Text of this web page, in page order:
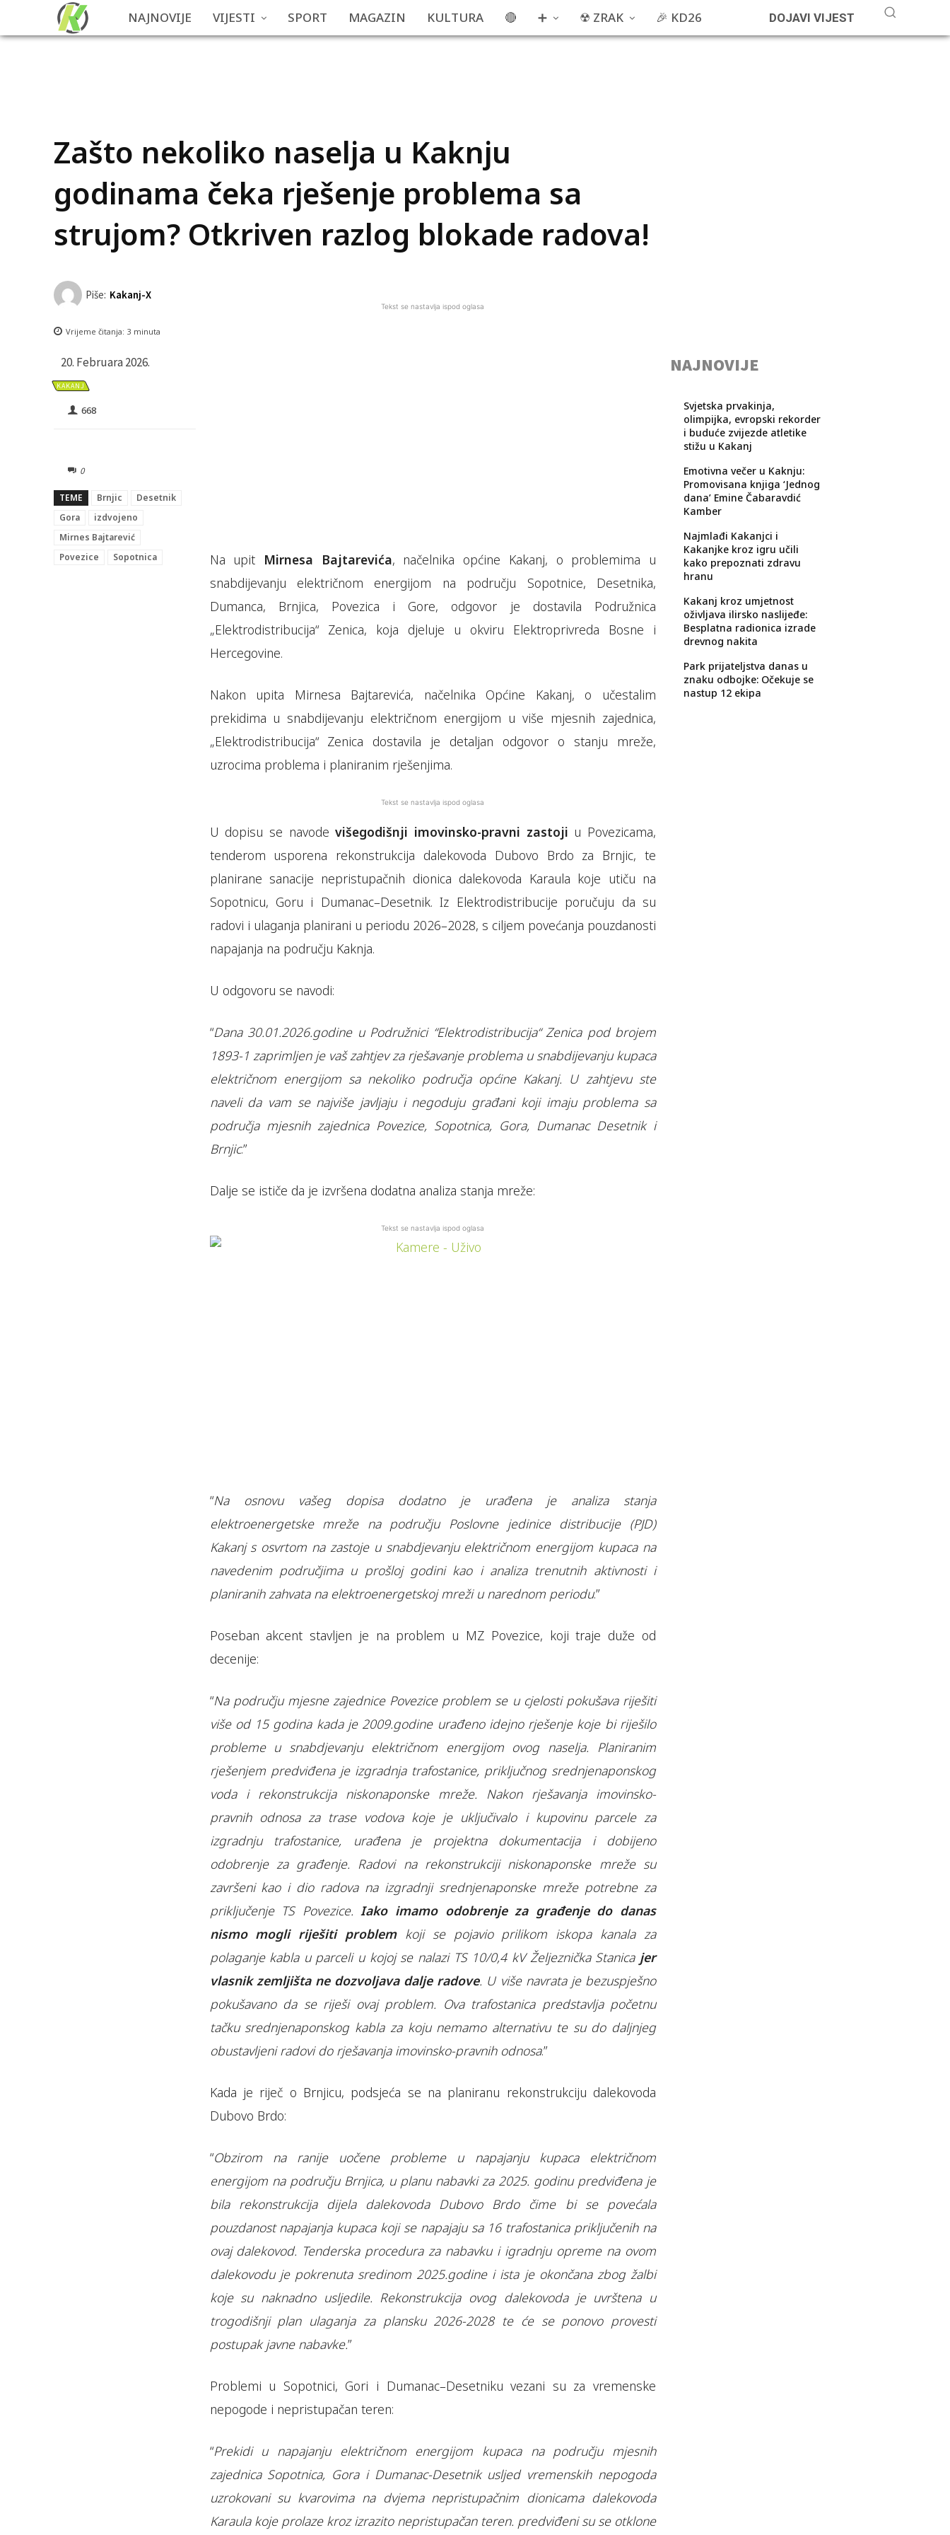
NAJNOVIJE VIJESTI SPORT MAGAZIN KULTURA 🔴 ➕ ☢ ZRAK 🎉 KD26 DOJAVI VIJEST
Zašto nekoliko naselja u Kaknju
godinama čeka rješenje problema sa
strujom? Otkriven razlog blokade radova!
Piše: Kakanj-X
Vrijeme čitanja: 3 minuta
20. Februara 2026.
KAKANJ
668
0
TEME Brnjic
Desetnik
Gora
izdvojeno
Mirnes Bajtarević
Povezice
Sopotnica
Tekst se nastavlja ispod oglasa
Na upit Mirnesa Bajtarevića, načelnika općine Kakanj, o problemima u
snabdijevanju električnom energijom na području Sopotnice, Desetnika,
Dumanca, Brnjica, Povezica i Gore, odgovor je dostavila Podružnica
„Elektrodistribucija“ Zenica, koja djeluje u okviru Elektroprivreda Bosne i
Hercegovine.
Nakon upita Mirnesa Bajtarevića, načelnika Općine Kakanj, o učestalim
prekidima u snabdijevanju električnom energijom u više mjesnih zajednica,
„Elektrodistribucija“ Zenica dostavila je detaljan odgovor o stanju mreže,
uzrocima problema i planiranim rješenjima.
Tekst se nastavlja ispod oglasa
U dopisu se navodevišegodišnji imovinsko-pravni zastoji u Povezicama,
tenderom usporena rekonstrukcija dalekovoda Dubovo Brdo za Brnjic, te
planirane sanacije nepristupačnih dionica dalekovoda Karaula koje utiču na
Sopotnicu, Goru i Dumanac–Desetnik. Iz Elektrodistribucije poručuju da su
radovi i ulaganja planirani u periodu 2026–2028, s ciljem povećanja pouzdanosti
napajanja na području Kaknja.
U odgovoru se navodi:
“Dana 30.01.2026.godine u Podružnici “Elektrodistribucija“ Zenica pod brojem
1893-1 zaprimljen je vaš zahtjev za rješavanje problema u snabdijevanju kupaca
električnom energijom sa nekoliko područja općine Kakanj. U zahtjevu ste
naveli da vam se najviše javljaju i negoduju građani koji imaju problema sa
područja mjesnih zajednica Povezice, Sopotnica, Gora, Dumanac Desetnik i
Brnjic.”
Dalje se ističe da je izvršena dodatna analiza stanja mreže:
Tekst se nastavlja ispod oglasa
“Na osnovu vašeg dopisa dodatno je urađena je analiza stanja
elektroenergetske mreže na području Poslovne jedinice distribucije (PJD)
Kakanj s osvrtom na zastoje u snabdjevanju električnom energijom kupaca na
navedenim područjima u prošloj godini kao i analiza trenutnih aktivnosti i
planiranih zahvata na elektroenergetskoj mreži u narednom periodu.”
Poseban akcent stavljen je na problem u MZ Povezice, koji traje duže od
decenije:
“Na području mjesne zajednice Povezice problem se u cjelosti pokušava riješiti
više od 15 godina kada je 2009.godine urađeno idejno rješenje koje bi riješilo
probleme u snabdjevanju električnom energijom ovog naselja. Planiranim
rješenjem predviđena je izgradnja trafostanice, priključnog srednjenaponskog
voda i rekonstrukcija niskonaponske mreže. Nakon rješavanja imovinsko-
pravnih odnosa za trase vodova koje je uključivalo i kupovinu parcele za
izgradnju trafostanice, urađena je projektna dokumentacija i dobijeno
odobrenje za građenje. Radovi na rekonstrukciji niskonaponske mreže su
završeni kao i dio radova na izgradnji srednjenaponske mreže potrebne za
priključenje TS Povezice.Iako imamo odobrenje za građenje do danas
nismo mogli riješiti problemkoji se pojavio prilikom iskopa kanala za
polaganje kabla u parceli u kojoj se nalazi TS 10/0,4 kV Željeznička Stanica jer
vlasnik zemljišta ne dozvoljava dalje radove. U više navrata je bezuspješno
pokušavano da se riješi ovaj problem. Ova trafostanica predstavlja početnu
tačku srednjenaponskog kabla za koju nemamo alternativu te su do daljnjeg
obustavljeni radovi do rješavanja imovinsko-pravnih odnosa.”
Kada je riječ o Brnjicu, podsjeća se na planiranu rekonstrukciju dalekovoda
Dubovo Brdo:
“Obzirom na ranije uočene probleme u napajanju kupaca električnom
energijom na području Brnjica, u planu nabavki za 2025. godinu predviđena je
bila rekonstrukcija dijela dalekovoda Dubovo Brdo čime bi se povećala
pouzdanost napajanja kupaca koji se napajaju sa 16 trafostanica priključenih na
ovaj dalekovod. Tenderska procedura za nabavku i igradnju opreme na ovom
dalekovodu je pokrenuta sredinom 2025.godine i ista je okončana zbog žalbi
koje su naknadno usljedile. Rekonstrukcija ovog dalekovoda je uvrštena u
trogodišnji plan ulaganja za plansku 2026-2028 te će se ponovo provesti
postupak javne nabavke.”
Problemi u Sopotnici, Gori i Dumanac–Desetniku vezani su za vremenske
nepogode i nepristupačan teren:
“Prekidi u napajanju električnom energijom kupaca na području mjesnih
zajednica Sopotnica, Gora i Dumanac-Desetnik usljed vremenskih nepogoda
uzrokovani su kvarovima na dvjema nepristupačnim dionicama dalekovoda
Karaula koje prolaze kroz izrazito nepristupačan teren. predviđeni su se otklone
NAJNOVIJE
Svjetska prvakinja,
olimpijka, evropski rekorder
i buduće zvijezde atletike
stižu u Kakanj
Emotivna večer u Kaknju:
Promovisana knjiga ‘Jednog
dana’ Emine Čabaravdić
Kamber
Najmlađi Kakanjci i
Kakanjke kroz igru učili
kako prepoznati zdravu
hranu
Kakanj kroz umjetnost
oživljava ilirsko naslijeđe:
Besplatna radionica izrade
drevnog nakita
Park prijateljstva danas u
znaku odbojke: Očekuje se
nastup 12 ekipa